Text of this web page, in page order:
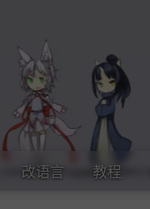
改语言 教程